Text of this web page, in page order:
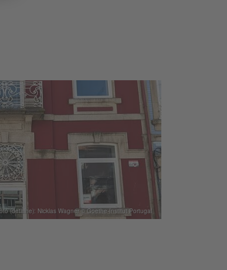
(detalhe): Nicklas Wagner © Goethe-Institut Portugal